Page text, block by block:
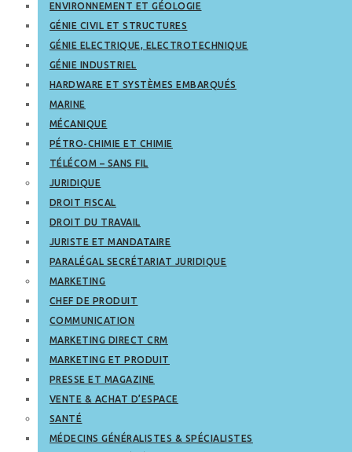
ENVIRONNEMENT ET GÉOLOGIE
GÉNIE CIVIL ET STRUCTURES
GÉNIE ELECTRIQUE, ELECTROTECHNIQUE
GÉNIE INDUSTRIEL
HARDWARE ET SYSTÈMES EMBARQUÉS
MARINE
MÉCANIQUE
PÉTRO-CHIMIE ET CHIMIE
TÉLÉCOM – SANS FIL
JURIDIQUE
DROIT FISCAL
DROIT DU TRAVAIL
JURISTE ET MANDATAIRE
PARALÉGAL SECRÉTARIAT JURIDIQUE
MARKETING
CHEF DE PRODUIT
COMMUNICATION
MARKETING DIRECT CRM
MARKETING ET PRODUIT
PRESSE ET MAGAZINE
VENTE & ACHAT D’ESPACE
SANTÉ
MÉDECINS GÉNÉRALISTES & SPÉCIALISTES